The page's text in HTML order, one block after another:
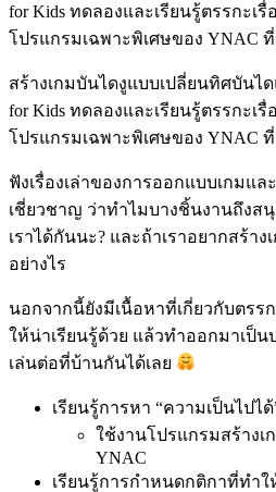
for Kids ทดลองและเรียนรู้ตรรกะเ
โปรแกรมเฉพาะพิเศษของ YNAC ที่
สร้างเกมบันไดงูแบบเปลี่ยนทิศบันได
for Kids ทดลองและเรียนรู้ตรรกะเ
โปรแกรมเฉพาะพิเศษของ YNAC ที่
ฟังเรื่องเล่าของการออกแบบเกมแ
เชี่ยวชาญ ว่าทำไมบางชิ้นงานถึงส
เราได้กันนะ? และถ้าเราอยากสร้า
อย่างไร
นอกจากนี้ยังมีเนื้อหาที่เกี่ยวกับตรร
ให้น่าเรียนรู้ด้วย แล้วทำออกมาเป็น
เล่นต่อที่บ้านกันได้เลย
เรียนรู้การหา “ความเป็นไปไ
ใช้งานโปรแกรมสร้างเ
YNAC
เรียนรู้การกำหนดกติกาที่ทำใ